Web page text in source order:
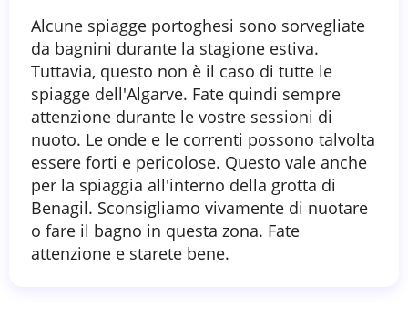
Alcune spiagge portoghesi sono sorvegliate
da bagnini durante la stagione estiva.
Tuttavia, questo non è il caso di tutte le
spiagge dell'Algarve. Fate quindi sempre
attenzione durante le vostre sessioni di
nuoto. Le onde e le correnti possono talvolta
essere forti e pericolose. Questo vale anche
per la spiaggia all'interno della grotta di
Benagil. Sconsigliamo vivamente di nuotare
o fare il bagno in questa zona. Fate
attenzione e starete bene.